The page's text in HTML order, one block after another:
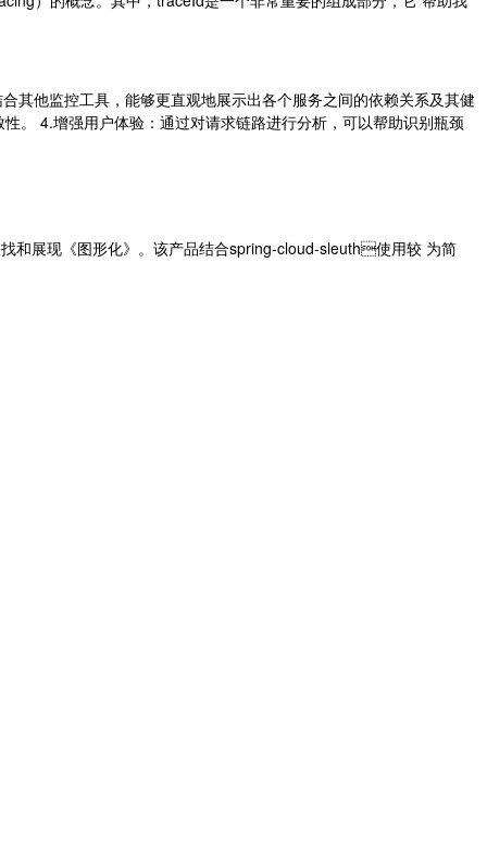
其他监控⼯具，能够更直观地展⽰出各个服务之间的依赖关系及其健
。 4.增强⽤户体验：通过对请求链路进⾏分析，可以帮助识别瓶颈
和展现《图形化》。该产品结合spring-cloud-sleuth使⽤较 为简